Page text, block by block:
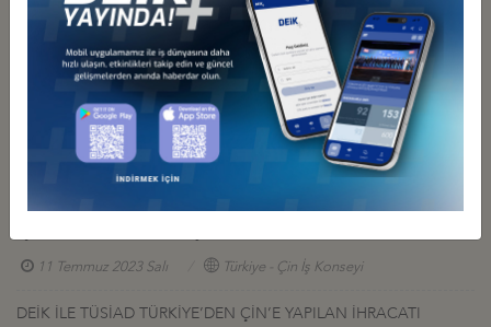
TÜRKİYE VE ÇİN İŞ DÜNYASI İSTANBUL’DA BİR ARAYA GELDİ
07 Şubat 2026 Cumartesi Türkiye - Çin İş Konseyi
TÜRKİYE-ÇİN İŞ KONFERANSI’NDA KÜRESEL TEDARİK ZİNCİRİ
MASAYA YATIRILDI
29 Kasım 2023 Çarşamba Türkiye - Çin İş Konseyi
TÜRKİYE VE ÇİN İŞ DÜNYASI DİJİTAL DÖNÜŞÜMÜN GELECEĞİ
11 Temmuz 2023 Salı Türkiye - Çin İş Konseyi
DEİK İLE TÜSİAD TÜRKİYE’DEN ÇİN’E YAPILAN İHRACATI